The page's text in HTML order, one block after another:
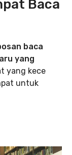
Baca
baca
yang
yang kece
untuk